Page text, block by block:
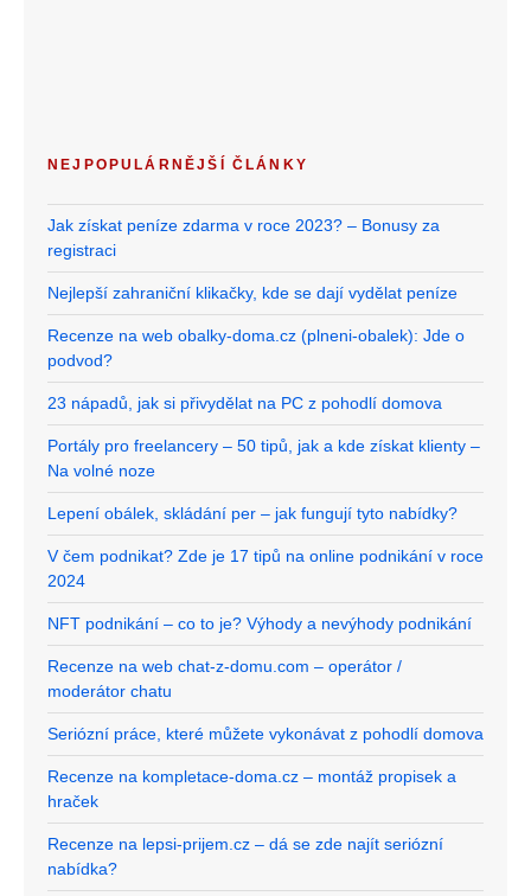
NEJPOPULÁRNĚJŠÍ ČLÁNKY
Jak získat peníze zdarma v roce 2023? – Bonusy za
registraci
Nejlepší zahraniční klikačky, kde se dají vydělat peníze
Recenze na web obalky-doma.cz (plneni-obalek): Jde o
podvod?
23 nápadů, jak si přivydělat na PC z pohodlí domova
Portály pro freelancery – 50 tipů, jak a kde získat klienty –
Na volné noze
Lepení obálek, skládání per – jak fungují tyto nabídky?
V čem podnikat? Zde je 17 tipů na online podnikání v roce
2024
NFT podnikání – co to je? Výhody a nevýhody podnikání
Recenze na web chat-z-domu.com – operátor /
moderátor chatu
Seriózní práce, které můžete vykonávat z pohodlí domova
Recenze na kompletace-doma.cz – montáž propisek a
hraček
Recenze na lepsi-prijem.cz – dá se zde najít seriózní
nabídka?